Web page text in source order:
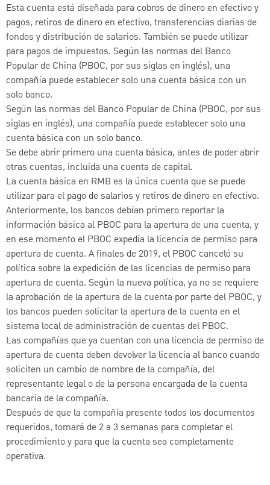
Esta cuenta está diseñada para cobros de dinero en efectivo y
pagos, retiros de dinero en efectivo, transferencias diarias de
fondos y distribución de salarios. También se puede utilizar
para pagos de impuestos. Según las normas del Banco
Popular de China (PBOC, por sus siglas en inglés), una
compañía puede establecer solo una cuenta básica con un
solo banco.
Según las normas del Banco Popular de China (PBOC, por sus
siglas en inglés), una compañía puede establecer solo una
cuenta básica con un solo banco.
Se debe abrir primero una cuenta básica, antes de poder abrir
otras cuentas, incluida una cuenta de capital.
La cuenta básica en RMB es la única cuenta que se puede
utilizar para el pago de salarios y retiros de dinero en efectivo.
Anteriormente, los bancos debían primero reportar la
información básica al PBOC para la apertura de una cuenta, y
en ese momento el PBOC expedía la licencia de permiso para
apertura de cuenta. A finales de 2019, el PBOC canceló su
política sobre la expedición de las licencias de permiso para
apertura de cuenta. Según la nueva política, ya no se requiere
la aprobación de la apertura de la cuenta por parte del PBOC, y
los bancos pueden solicitar la apertura de la cuenta en el
sistema local de administración de cuentas del PBOC.
Las compañías que ya cuentan con una licencia de permiso de
apertura de cuenta deben devolver la licencia al banco cuando
soliciten un cambio de nombre de la compañía, del
representante legal o de la persona encargada de la cuenta
bancaria de la compañía.
Después de que la compañía presente todos los documentos
requeridos, tomará de 2 a 3 semanas para completar el
procedimiento y para que la cuenta sea completamente
operativa.